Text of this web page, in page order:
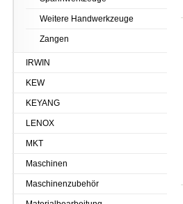
Weitere Handwerkzeuge
Zangen
IRWIN
KEW
KEYANG
LENOX
MKT
Maschinen
Maschinenzubehör